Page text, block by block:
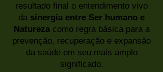
resultado final o entendimento vivo
da sinergia entre Ser humano e
Naturezacomo regra básica para a
prevenção, recuperação e expansão
da saúde em seu mais amplo
significado.